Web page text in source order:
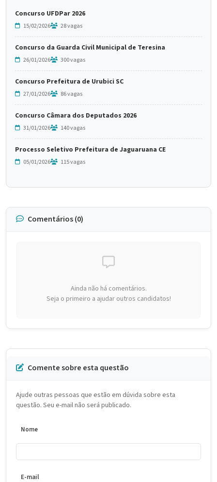
Concurso UFDPar 2026
15/02/2026 28 vagas
Concurso da Guarda Civil Municipal de Teresina
26/01/2026 300 vagas
Concurso Prefeitura de Urubici SC
27/01/2026 86 vagas
Concurso Câmara dos Deputados 2026
31/01/2026 140 vagas
Processo Seletivo Prefeitura de Jaguaruana CE
05/01/2026 115 vagas
Comentários (0)
Ainda não há comentários.
Seja o primeiro a ajudar outros candidatos!
Comente sobre esta questão
Ajude outras pessoas que estão em dúvida sobre esta
questão. Seu e-mail não será publicado.
Nome
E-mail